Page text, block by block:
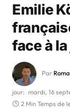
Emilie
face à
Par
jour: mardi, 16
2 Min Temps de